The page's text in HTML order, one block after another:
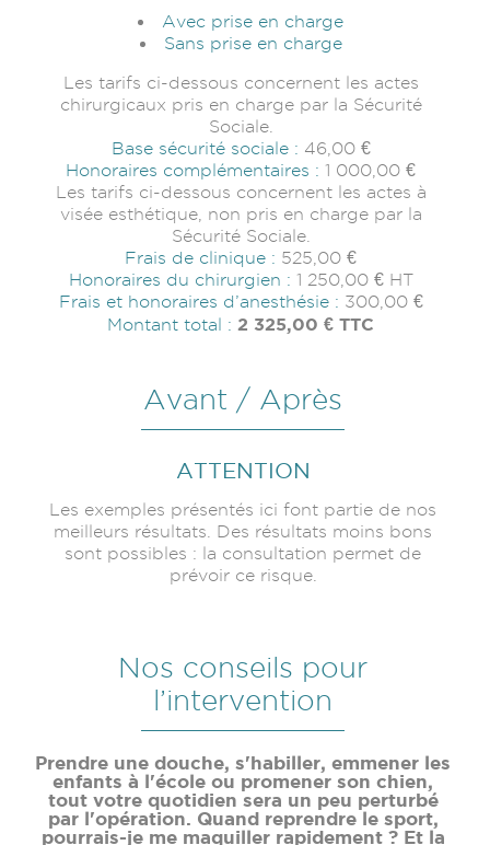
Avec prise en charge
Sans prise en charge
Les tarifs ci-dessous concernent les actes
chirurgicaux pris en charge par la Sécurité
Sociale.
Base sécurité sociale : 46,00 €
Honoraires complémentaires :1 000,00 €
Les tarifs ci-dessous concernent les actes à
visée esthétique, non pris en charge par la
Sécurité Sociale.
Frais de clinique : 525,00 €
Honoraires du chirurgien : 1 250,00 € HT
Frais et honoraires d’anesthésie : 300,00 €
Montant total :2 325,00 €TTC
Avant / Après
ATTENTION
Les exemples présentés ici font partie de nos
meilleurs résultats. Des résultats moins bons
sont possibles : la consultation permet de
prévoir ce risque.
Nos conseils pour
l’intervention
Prendre une douche, s'habiller, emmener les
enfants à l'école ou promener son chien,
tout votre quotidien sera un peu perturbé
par l'opération. Quand reprendre le sport,
pourrais-je me maquiller rapidement ? Et la